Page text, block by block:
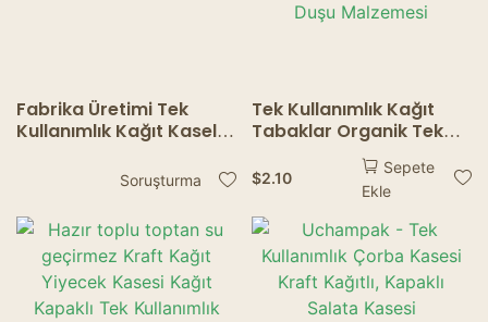
Fabrika Üretimi Tek
Kullanımlık Kağıt Kaseler
Tasarımı, Dayanıklı
Paket Servis Ambalajı
Soruşturma
Tek Kullanımlık Kağıt
Tabaklar Organik Tek
Kullanımlık Sofra Takımı
Barbekü Pastası
Restoran İçin Kağıt
Tabak Ev Bebek Duşu
Malzemesi
$2.10
Sepete
Ekle